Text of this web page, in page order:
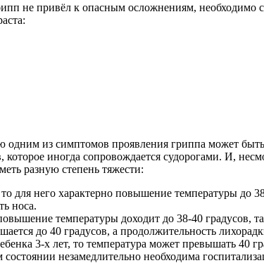
не привёл к опасным осложнениям, необходимо
из симптомов проявления гриппа может
которое иногда сопровождается судорогами. И,
разную степень тяжести:
для него характерно повышение температуры до
носа.
температуры доходит до 38-40 градусов,
до 40 градусов, а продолжительность
3-х лет, то температура может превышать
незамедлительно необходима